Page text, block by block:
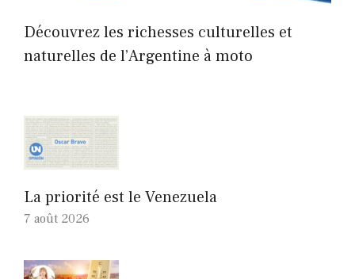
Découvrez les richesses culturelles et
naturelles de l’Argentine à moto
La priorité est le Venezuela
7 août 2026